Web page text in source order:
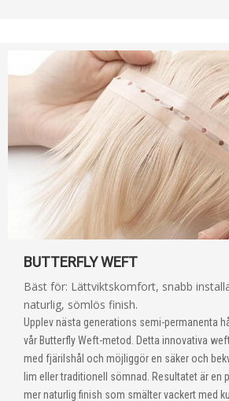
BUTTERFLY WEFT
Bäst för: Lättviktskomfort, snabb
naturlig, sömlös finish.
Upplev nästa generations semi-permanenta
vår Butterfly Weft-metod. Detta innovativa
med fjärilshål och möjliggör en säker och
lim eller traditionell sömnad. Resultatet är en
mer naturlig finish som smälter vackert med